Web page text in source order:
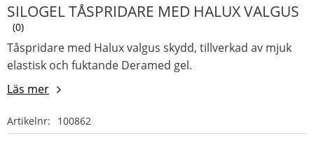
SILOGEL TÅSPRIDARE MED HALUX VALGUS
0
Tåspridare med Halux valgus skydd, tillverkad av mjuk
elastisk och fuktande Deramed gel.
Läs mer
Artikelnr 100862